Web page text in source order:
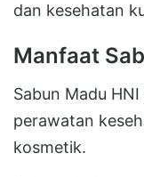
dan kesehatan
Manfaat
Sabun Madu
perawatan
kosmetik.